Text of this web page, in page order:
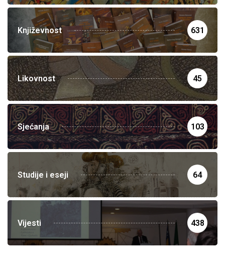
Književnost 631
Likovnost 45
Sjećanja 103
Studije i eseji 64
Vijesti 438